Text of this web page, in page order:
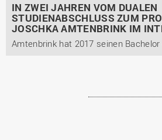
IN ZWEI JAHREN VOM DUALEN
STUDIENABSCHLUSS ZUM
JOSCHKA AMTENBRINK IM